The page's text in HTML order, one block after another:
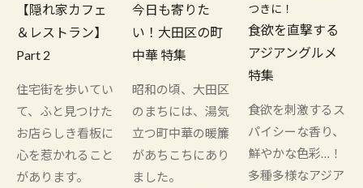
【隠れ家カフェ
＆レストラン】
Part 2
住宅街を歩いてい
て、ふと見つけた
お店らしき看板に
心を惹かれること
があります。
今日も寄りた
い！大田区の町
中華 特集
昭和の頃、大田区
のまちには、湯気
立つ町中華の暖簾
があちこちにあり
ました。
つきに！
食欲を直撃する
アジアングルメ
特集
食欲を刺激するス
パイシーな香り、
鮮やかな色彩…！
多種多様なアジア